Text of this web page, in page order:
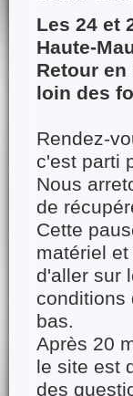
Les 24 et
Haute-
Retour
loin des
Rendez-
c'est parti
Nous
de
Cette
matériel
d'aller sur
conditions
bas.
Après 20
le site est
des